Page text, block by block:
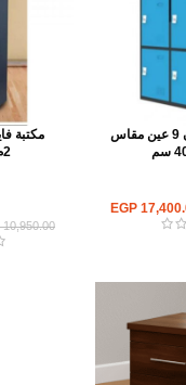
لوكرز تخزين معدن 9 عين مقاس
EGP
2م*80*40سم
10,950.00